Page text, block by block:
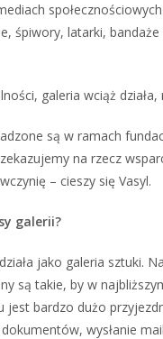
śpiwory, latarki,
galeria wciąż
są w ramach
na rzecz
– cieszy się Vasyl.
galerii?
jako galeria sztuki.
są takie, by w
jest bardzo dużo
wysłanie